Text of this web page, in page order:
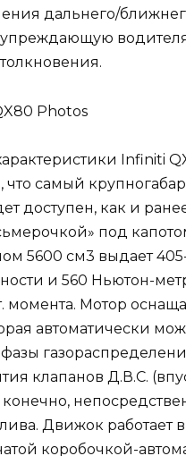
дальнего/
Infiniti
что самый
доступен, как и
под
5600 см3 выдает
и 560 Ньютон-
момента. Мотор
автоматически
клапанов Д.В.С.
Движок работает
коробочкой-